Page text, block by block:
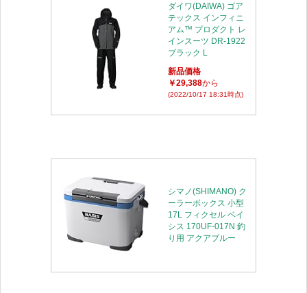
ダイワ(DAIWA) ゴア
テックス インフィニ
アム™ プロダクト レ
インスーツ DR-1922
ブラック L
新品価格
￥29,388から
(2022/10/17 18:31時点)
シマノ(SHIMANO) ク
ーラーボックス 小型
17L フィクセル ベイ
シス 170UF-017N 釣
り用 アクアブルー